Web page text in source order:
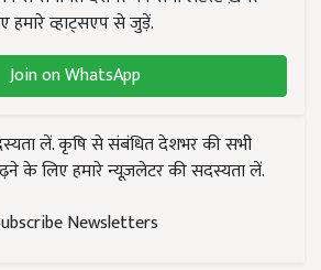
हमारे व्हाट्सएप से जुड़ें.
Join on WhatsApp
लें. कृषि से संबंधित देशभर की सभी
के लिए हमारे न्यूज़लेटर की सदस्यता लें.
Newsletters